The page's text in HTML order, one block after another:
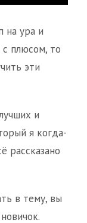
на ура и
с плюсом, то
эти
и
я когда-
рассказано
в тему, вы